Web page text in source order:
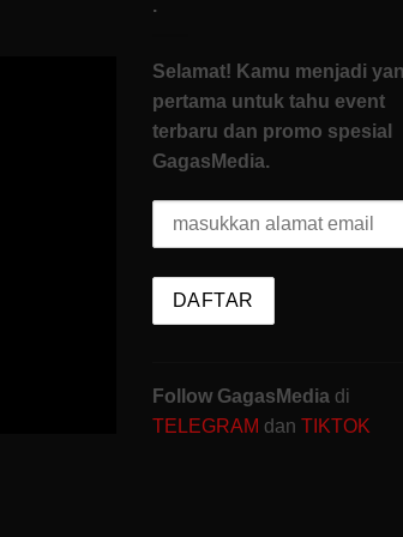
.
Selamat! Kamu menjadi
pertama untuk tahu event
terbaru dan promo spesial
GagasMedia.
Follow GagasMedia di
TELEGRAM dan TIKTOK